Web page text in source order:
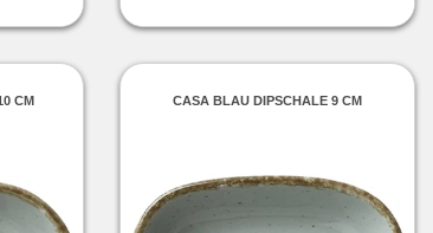
CM CASA BLAU DIPSCHALE 9 CM